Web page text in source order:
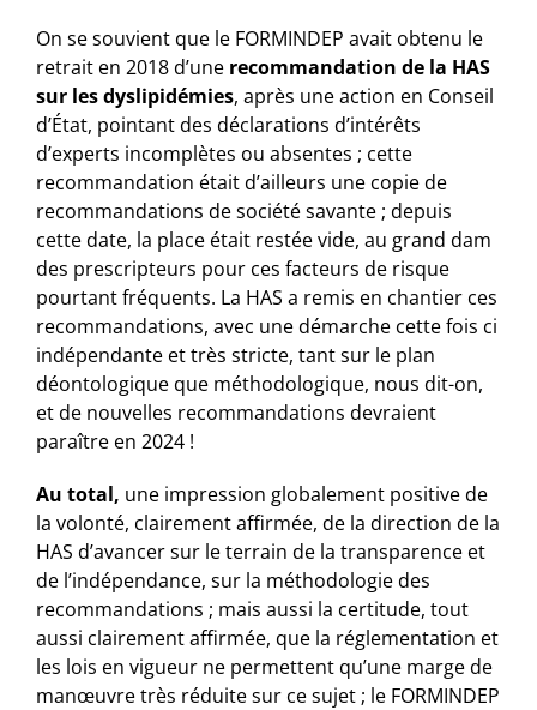
On se souvient que le FORMINDEP avait obtenu le
retrait en 2018 d’une recommandation de la HAS
sur les dyslipidémies, après une action en Conseil
d’État, pointant des déclarations d’intérêts
d’experts incomplètes ou absentes ; cette
recommandation était d’ailleurs une copie de
recommandations de société savante ; depuis
cette date, la place était restée vide, au grand dam
des prescripteurs pour ces facteurs de risque
pourtant fréquents. La HAS a remis en chantier ces
recommandations, avec une démarche cette fois ci
indépendante et très stricte, tant sur le plan
déontologique que méthodologique, nous dit-on,
et de nouvelles recommandations devraient
paraître en 2024 !
Au total, une impression globalement positive de
la volonté, clairement affirmée, de la direction de la
HAS d’avancer sur le terrain de la transparence et
de l’indépendance, sur la méthodologie des
recommandations ; mais aussi la certitude, tout
aussi clairement affirmée, que la réglementation et
les lois en vigueur ne permettent qu’une marge de
manœuvre très réduite sur ce sujet ; le FORMINDEP